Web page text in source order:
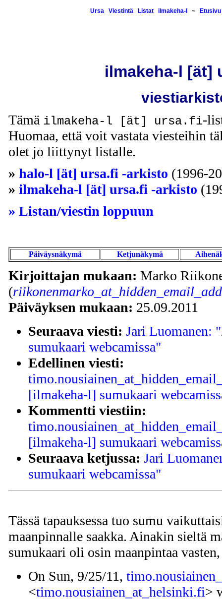
Ursa Viestintä Listat ilmakeha-l ~ Etusivu
ilmakeha-l [ät]
Tämä ilmakeha-l [ät] ursa.fi-
Huomaa, että voit vastata viesteihin
olet jo liittynyt listalle.
» halo-l [ät] ursa.fi -arkisto (1996-
» ilmakeha-l [ät] ursa.fi -arkisto
» Listan/viestin loppuun
Päiväysnäkymä Ketjunäkymä
Kirjoittajan mukaan: Marko
(
Päiväyksen mukaan: 25.09.2011
Seuraava viesti: Jari Luomanen:
sumukaari webcamissa"
Edellinen viesti:
[ilmakeha-l] sumukaari
Kommentti viestiin:
[ilmakeha-l] sumukaari
Seuraava ketjussa: Jari
sumukaari webcamissa"
Tässä tapauksessa tuo sumu
maanpinnalle saakka. Ainakin sieltä
sumukaari oli osin maanpintaa vasten,
On Sun, 9/25/11,
<timo.nousiainen_at_helsinki.fi>